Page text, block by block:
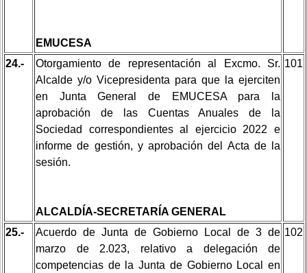
EMUCESA
24.-
Otorgamiento de representación al Excmo. Sr.
Alcalde y/o Vicepresidenta para que la ejerciten
en Junta General de EMUCESA para la
aprobación de las Cuentas Anuales de la
Sociedad correspondientes al ejercicio 2022 e
informe de gestión, y aprobación del Acta de la
sesión.
ALCALDÍA-SECRETARÍA GENERAL
101
25.-
Acuerdo de Junta de Gobierno Local de 3 de
marzo de 2.023, relativo a delegación de
competencias de la Junta de Gobierno Local en
102